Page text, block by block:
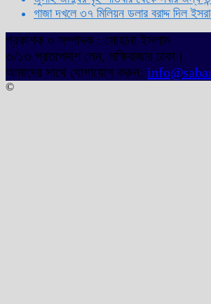
গাজা দখলে ৩৭ মিলিয়ন ডলার বরাদ্দ দিল
প্রকাশক ও সম্পাদক : সোহানা ইসলাম
৩/১৩ প্রতাপদাশ লেন, লক্ষিবাজার ঢাকা।
আমাদের সাথে যোগাযোগ করুন:
©